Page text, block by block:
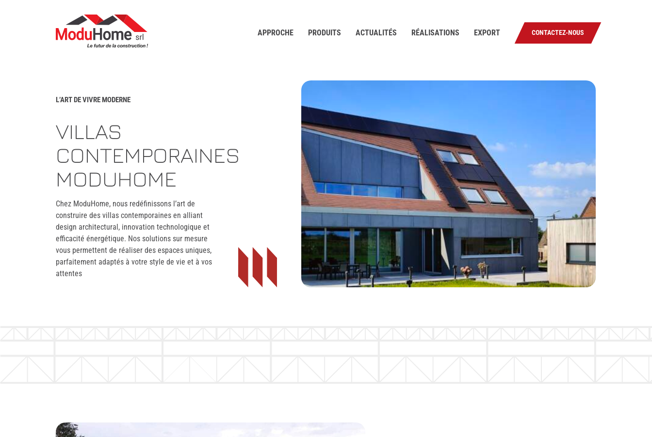
APPROCHE PRODUITS ACTUALITÉS RÉALISATIONS EXPORT CONTACTEZ-NOUS
L’ART DE VIVRE MODERNE
VILLAS
CONTEMPORAINES
MODUHOME
Chez ModuHome, nous redéfinissons l’art de
construire des villas contemporaines en alliant
design architectural, innovation technologique et
efficacité énergétique. Nos solutions sur mesure
vous permettent de réaliser des espaces uniques,
parfaitement adaptés à votre style de vie et à vos
attentes